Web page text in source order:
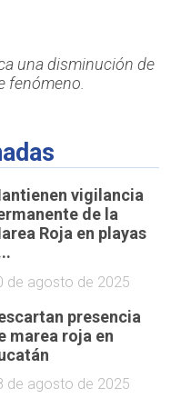
una disminución de
fenómeno.
vigilancia
de la
Roja en playas
de agosto de 2025
presencia
marea roja en
de agosto de 2025